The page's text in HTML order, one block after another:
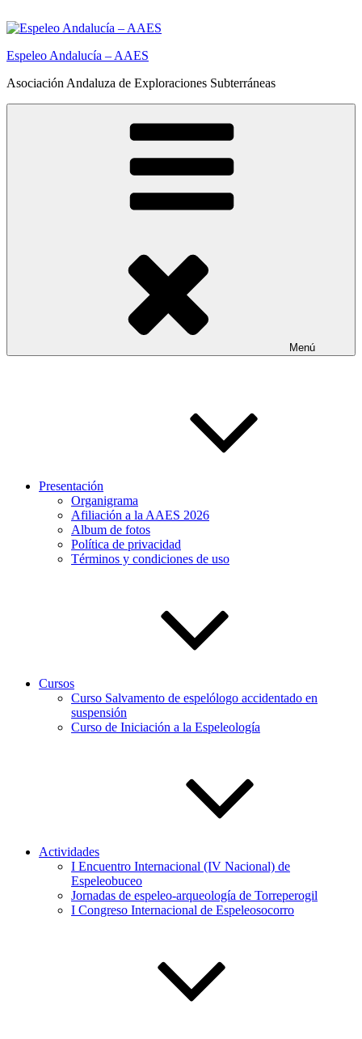
al
Espeleo Andalucía – AAES
Asociación Andaluza de Exploraciones Subterráneas
Menú
Presentación
Organigrama
Afiliación a la AAES 2026
Album de fotos
Política de privacidad
Términos y condiciones de uso
Cursos
Curso Salvamento de espelólogo accidentado en
suspensión
Curso de Iniciación a la Espeleología
Actividades
I Encuentro Internacional (IV Nacional) de
Espeleobuceo
Jornadas de espeleo-arqueología de Torreperogil
I Congreso Internacional de Espeleosocorro